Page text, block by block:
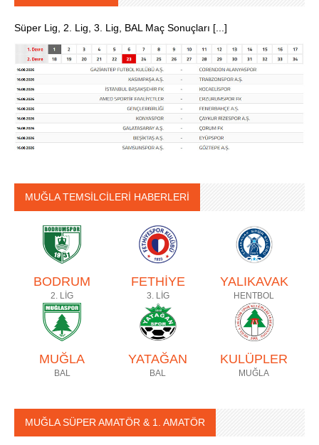
Süper Lig, 2. Lig, 3. Lig, BAL Maç Sonuçları [...]
MUĞLA TEMSİLCİLERİ HABERLERİ
BODRUM
2. LİG
FETHİYE
3. LİG
YALIKAVAK
HENTBOL
MUĞLA
BAL
YATAĞAN
BAL
KULÜPLER
MUĞLA
MUĞLA SÜPER AMATÖR & 1. AMATÖR